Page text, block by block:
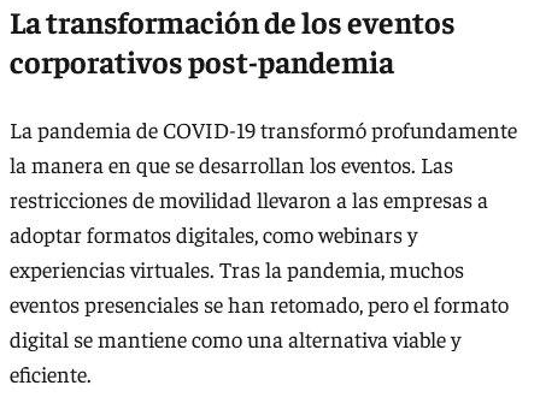
La transformación de los eventos
corporativos post-pandemia
La pandemia de COVID-19 transformó profundamente
la manera en que se desarrollan los eventos. Las
restricciones de movilidad llevaron a las empresas a
adoptar formatos digitales, como webinars y
experiencias virtuales. Tras la pandemia, muchos
eventos presenciales se han retomado, pero el formato
digital se mantiene como una alternativa viable y
eficiente.